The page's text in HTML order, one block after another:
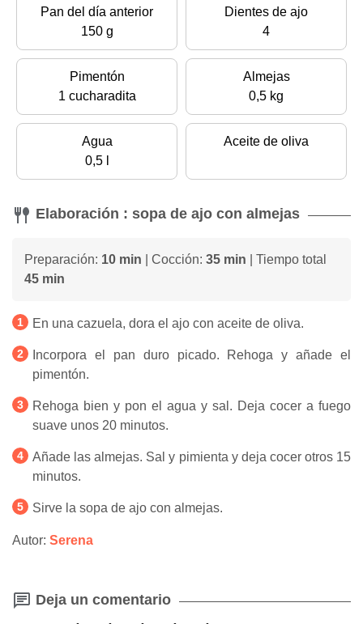
Pan del día anterior
150 g
Dientes de ajo
4
Pimentón
1 cucharadita
Almejas
0,5 kg
Agua
0,5 l
Aceite de oliva
Elaboración : sopa de ajo con almejas
Preparación: 10 min | Cocción: 35 min | Tiempo total
45 min
En una cazuela, dora el ajo con aceite de oliva.
Incorpora el pan duro picado. Rehoga y añade el
pimentón.
Rehoga bien y pon el agua y sal. Deja cocer a fuego
suave unos 20 minutos.
Añade las almejas. Sal y pimienta y deja cocer otros 15
minutos.
Sirve la sopa de ajo con almejas.
Autor: Serena
Deja un comentario